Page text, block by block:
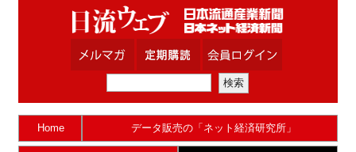
Home データ販売の「ネット経済研究所」